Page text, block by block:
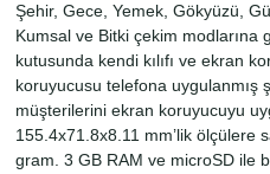
Şehir, Gece, Yemek, Gökyüzü,
Kumsal ve Bitki çekim modlarına
kutusunda kendi kılıfı ve ekran
koruyucusu telefona uygulanmış
müşterilerini ekran koruyucuyu
155.4x71.8x8.11 mm’lik ölçülere
gram. 3 GB RAM ve microSD ile